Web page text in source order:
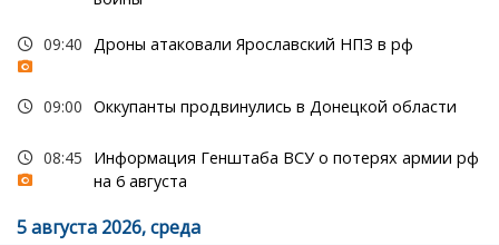
09:40 Дроны атаковали Ярославский НПЗ в рф
09:00 Оккупанты продвинулись в Донецкой области
08:45
Информация Генштаба ВСУ о потерях армии рф
на 6 августа
5 августа 2026, среда